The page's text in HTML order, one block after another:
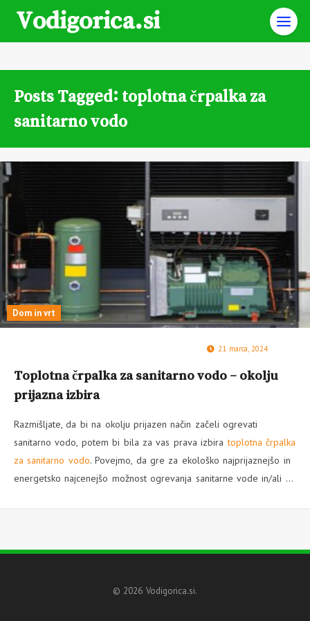
Vodigorica.si
Posts Tagged: toplotna črpalka za
sanitarno vodo
Dom in vrt
21 marca, 2024
Toplotna črpalka za sanitarno vodo – okolju
prijazna izbira
Razmišljate, da bi na okolju prijazen način začeli ogrevati
sanitarno vodo, potem bi bila za vas prava izbiratoplotna črpalka
za sanitarno vodo. Povejmo, da gre za ekološko najprijaznejšo in
energetsko najcenejšo možnost ogrevanja sanitarne vode in/ali …
© 2026 Vodigorica.si.